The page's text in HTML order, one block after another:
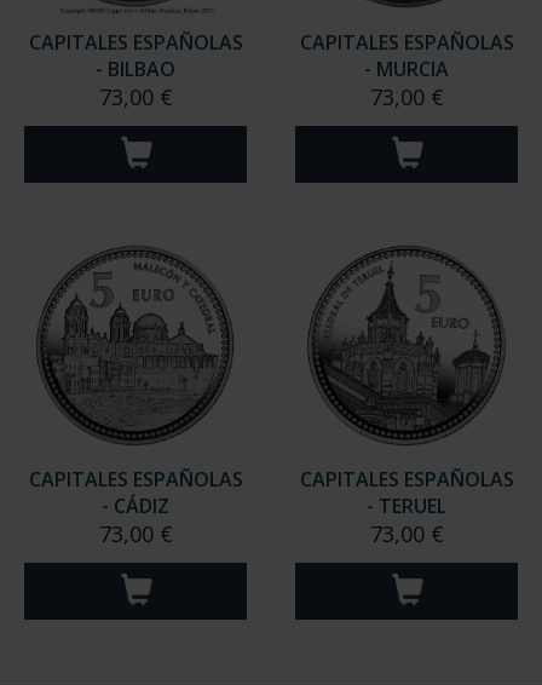
CAPITALES ESPAÑOLAS
- BILBAO
73,00 €
CAPITALES ESPAÑOLAS
- MURCIA
73,00 €
CAPITALES ESPAÑOLAS
- CÁDIZ
73,00 €
CAPITALES ESPAÑOLAS
- TERUEL
73,00 €